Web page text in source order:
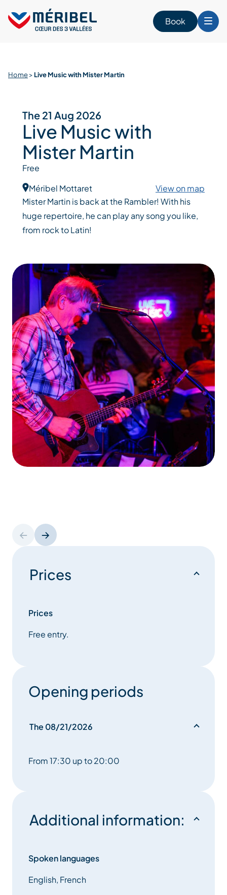
content
Book
Home> Live Music with Mister Martin
Prices
Prices
Free entry.
Opening periods
The 08/21/2026
From 17:30 up to 20:00
Additional information:
Spoken languages
English, French
The 21 Aug 2026
Live Music with
Mister Martin
Free
Méribel Mottaret
View on map
Mister Martin is back at the Rambler! With his
huge repertoire, he can play any song you like,
from rock to Latin!